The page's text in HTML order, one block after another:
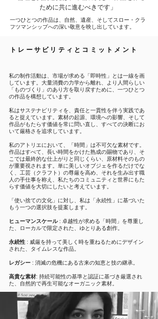
ために共に進むべきです」
一つひとつの作品は、自然、遺産、そしてスロー・クラ
フツマンシップへの深い敬意を映し出しています。
トレーサビリティとコミットメント
私の制作活動は、市場が求める「即時性」とは一線を画
しています。大量消費の力学から離れ、より人間らしい
「ものづくり」のあり方を取り戻すために、一つひとつ
の作品を構想しています。
私はサステナビリティを、責任と一貫性を伴う実践であ
ると捉えています。素材の起源、環境への影響、そして
作品がもたらす価値を常に問い直し、すべての決断にお
いて厳格さを追求しています。
私のアトリエにおいて、「時間」は不可欠な素材です。
作品はすべて、長い時間をかけた熟成の賜物であり、そ
こでは最終的な仕上がりと同じくらい、原材料そのもの
が重要視されます。単に美しいオブジェを作るだけでな
く、工芸（クラフト）の尊厳を高め、それを生み出す職
人の手仕事を称え、私たちのコミュニティと世界にもた
らす価値を大切にしたいと考えています。
「使い捨ての文化」に対し、私は「永続性」に基づいた
もう一つの選択肢を提案します。
ヒューマンスケール: 卓越性が求める「時間」を尊重し
た、ローカルで限定された、ゆとりある創作。
永続性 : 威厳を持って美しく時を重ねるためにデザイン
された、タイムレスな作品。
レガシー : 消滅の危機にある古来の知恵と技の継承。
高貴な素材: 持続可能性の基準と認証に基づき厳選され
た、自然的で再生可能なオーガニック素材。